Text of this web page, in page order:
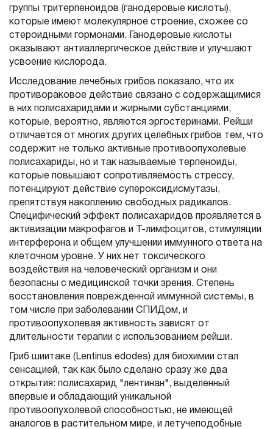
группы тритерпеноидов (ганодеровые кислоты),
которые имеют молекулярное строение, схожее со
стероидными гормонами. Ганодеровые кислоты
оказывают антиаллергическое действие и улучшают
усвоение кислорода.
Исследование лечебных грибов показало, что их
противораковое действие связано с содержащимися
в них полисахаридами и жирными субстанциями,
которые, вероятно, являются эргостеринами. Рейши
отличается от многих других целебных грибов тем, что
содержит не только активные противоопухолевые
полисахариды, но и так называемые терпеноиды,
которые повышают сопротивляемость стрессу,
потенцируют действие супероксидисмутазы,
препятствуя накоплению свободных радикалов.
Специфический эффект полисахаридов проявляется в
активизации макрофагов и Т-лимфоцитов, стимуляции
интерферона и общем улучшении иммунного ответа на
клеточном уровне. У них нет токсического
воздействия на человеческий организм и они
безопасны с медицинской точки зрения. Степень
восстановления поврежденной иммун­ной системы, в
том числе при заболевании СПИДом, и
противоопухолевая активность зависят от
длительности терапии с использованием рейши.
Гриб шиитаке (Lentinus edodes) для биохимии стал
сенсацией, так как было сделано сразу же два
открытия: полисахарид "лентинан", выделенный
впервые и обладающий уникальной
противоопухолевой способностью, не имеющей
аналогов в растительном мире, и летучеподобные